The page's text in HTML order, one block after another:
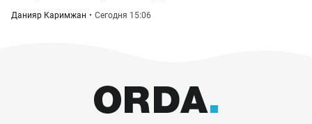
Данияр Каримжан Сегодня 15:06